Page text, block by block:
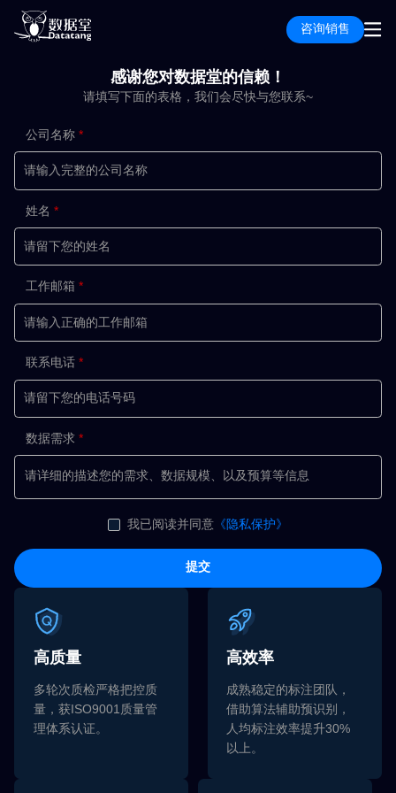
咨询销售
高质量
多轮次质检严格把控质
量，获ISO9001质量管
理体系认证。
高效率
成熟稳定的标注团队，
借助算法辅助预识别，
人均标注效率提升30%
以上。
感谢您对数据堂的信赖！
请填写下面的表格，我们会尽快与您联系~
公司名称
姓名
工作邮箱
联系电话
数据需求
我已阅读并同意 《隐私保护》
提交